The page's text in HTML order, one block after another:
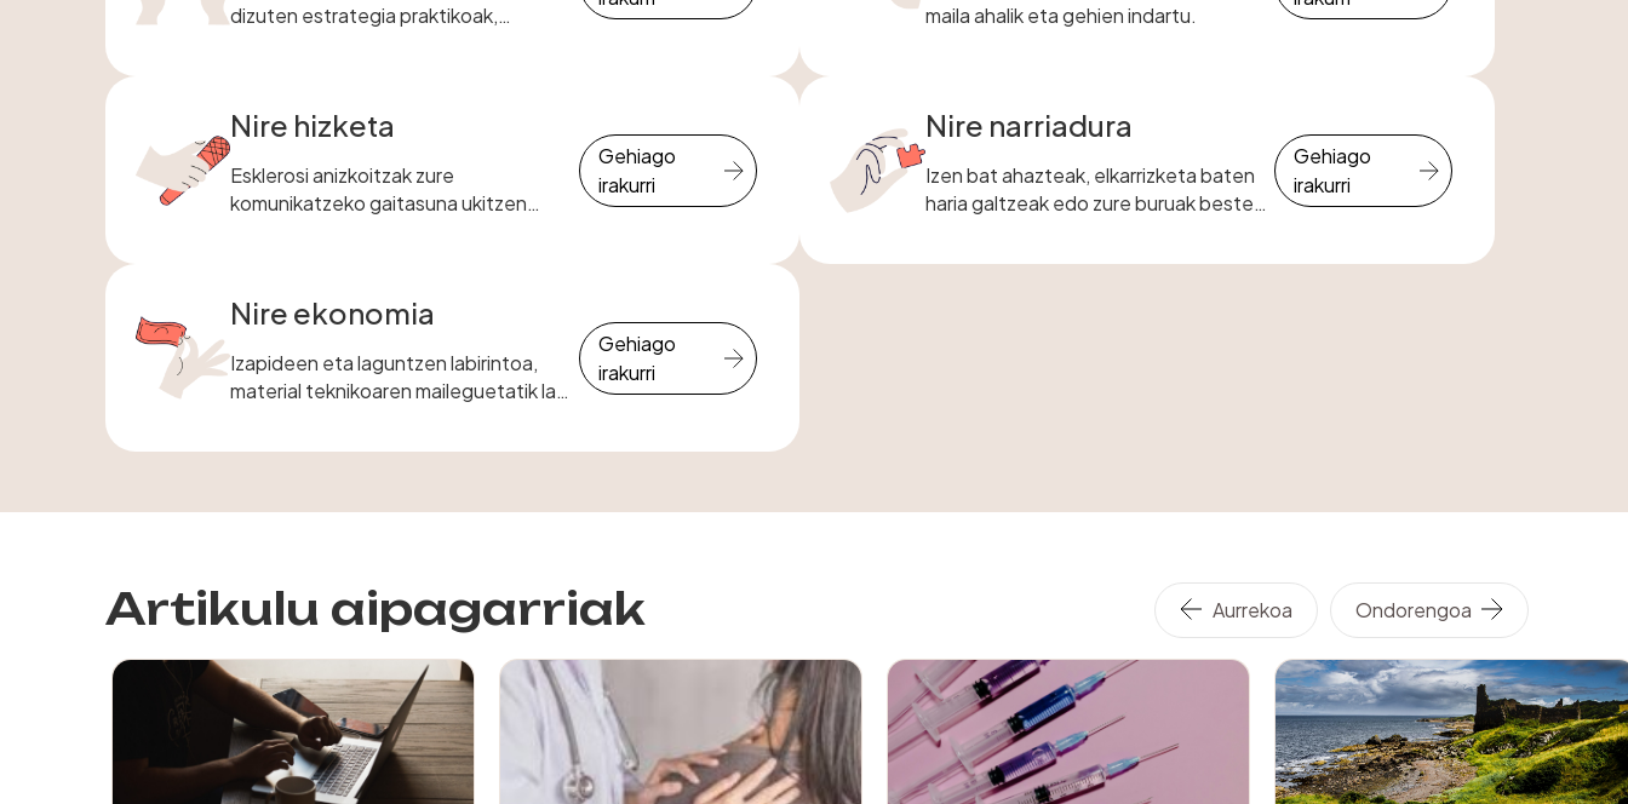
dizuten estrategia praktikoak,
maila ahalik eta gehien indartu.
Nire hizketa
Esklerosi anizkoitzak zure
komunikatzeko gaitasuna ukitzen
Gehiago
irakurri
Nire narriadura
Izen bat ahazteak, elkarrizketa baten
haria galtzeak edo zure buruak beste
sentitzeak ez du esan nahi "burua
Gehiago
irakurri
Nire ekonomia
Izapideen eta laguntzen labirintoa,
material teknikoaren maileguetatik lan-
orientazioa eta laguntza, inolako
Gehiago
irakurri
Artikulu aipagarriak Aurrekoa Ondorengoa